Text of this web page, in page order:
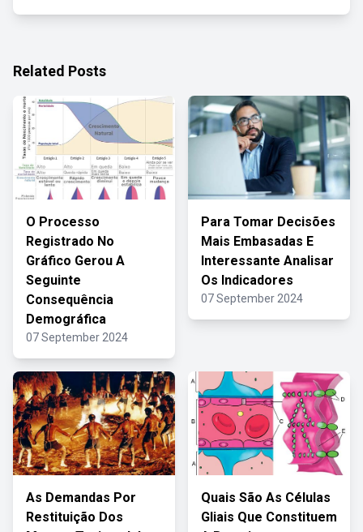
Related Posts
O Processo
Registrado No
Gráfico Gerou A
Seguinte
Consequência
Demográfica
07 September 2024
Para Tomar Decisões
Mais Embasadas E
Interessante Analisar
Os Indicadores
07 September 2024
As Demandas Por
Restituição Dos
Quais São As Células
Gliais Que Constituem